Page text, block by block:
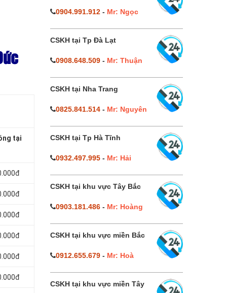
tại
0904.991.912- Mr: Ngọc
CSKH tại Tp Đà Lạt
0908.648.509- Mr: Thuận
CSKH tại Nha Trang
0825.841.514- Mr: Nguyên
CSKH tại Tp Hà Tĩnh
0932.497.995- Mr: Hải
CSKH tại khu vực Tây Bắc
0903.181.486- Mr: Hoàng
CSKH tại khu vực miền Bắc
0912.655.679- Mr: Hoà
CSKH tại khu vực miền Tây